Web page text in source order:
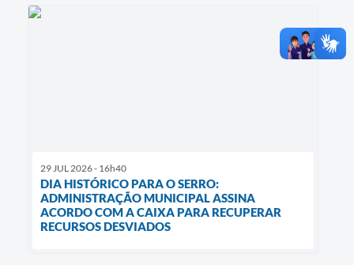
29 JUL 2026 - 16h40
DIA HISTÓRICO PARA O SERRO:
ADMINISTRAÇÃO MUNICIPAL ASSINA
ACORDO COM A CAIXA PARA RECUPERAR
RECURSOS DESVIADOS